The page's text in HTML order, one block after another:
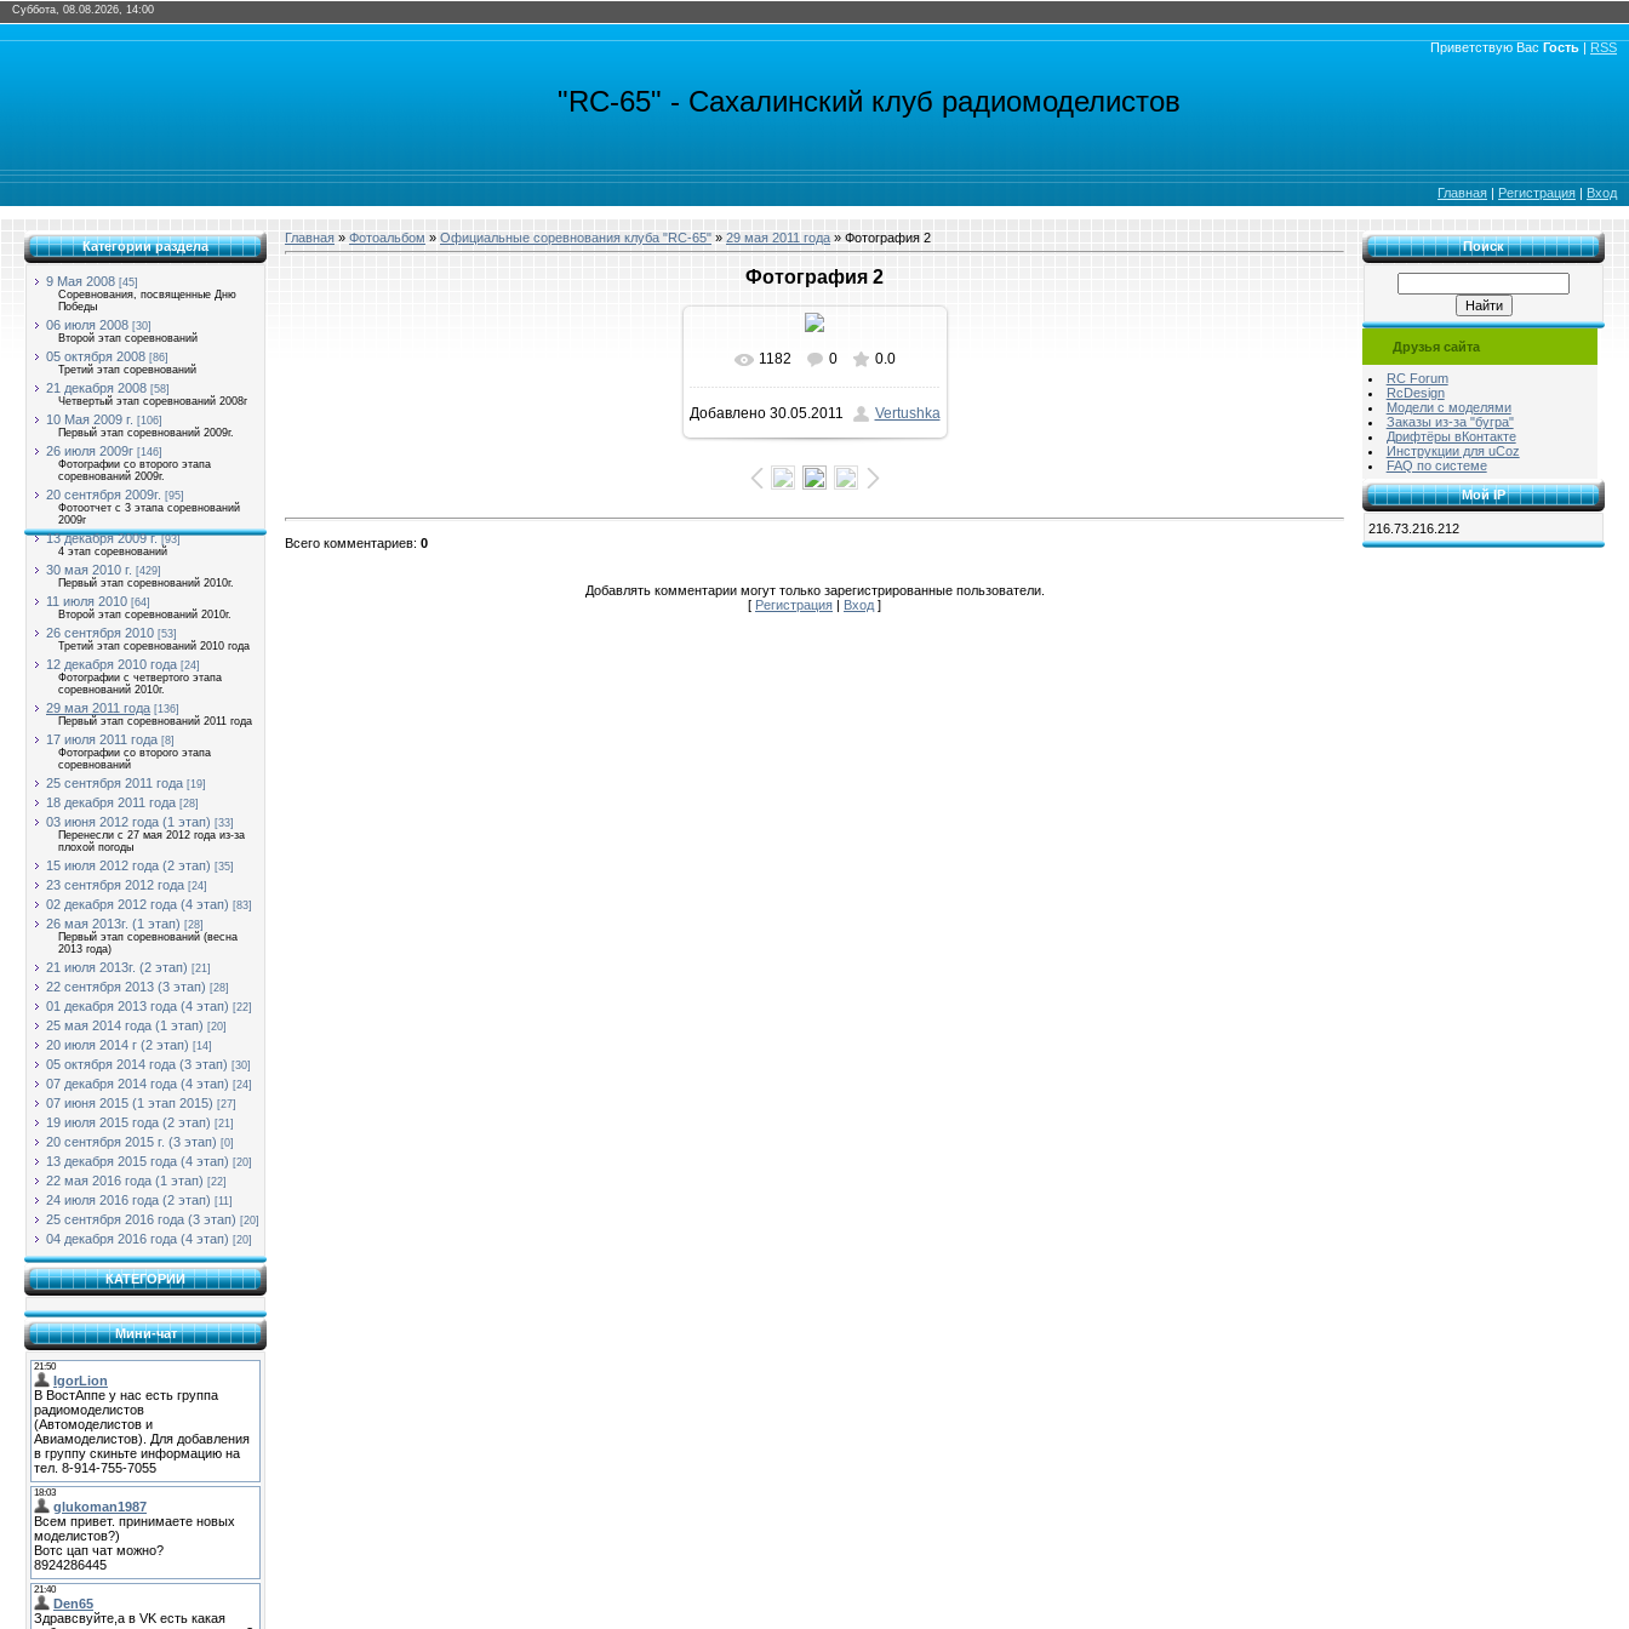
Суббота, 08.08.2026, 14:00
Приветствую Вас Гость | RSS
"RC-65" - Сахалинский клуб радиомоделистов
Главная | Регистрация | Вход
Категории раздела
9 Мая 2008 [45]
Соревнования, посвященные Дню
Победы
06 июля 2008 [30]
Второй этап соревнований
05 октября 2008 [86]
Третий этап соревнований
21 декабря 2008 [58]
Четвертый этап соревнований 2008г
10 Мая 2009 г. [106]
Первый этап соревнований 2009г.
26 июля 2009г [146]
Фотографии со второго этапа
соревнований 2009г.
20 сентября 2009г. [95]
Фотоотчет с 3 этапа соревнований
2009г
13 декабря 2009 г. [93]
4 этап соревнований
30 мая 2010 г. [429]
Первый этап соревнований 2010г.
11 июля 2010 [64]
Второй этап соревнований 2010г.
26 сентября 2010 [53]
Третий этап соревнований 2010 года
12 декабря 2010 года [24]
Фотографии с четвертого этапа
соревнований 2010г.
29 мая 2011 года [136]
Первый этап соревнований 2011 года
17 июля 2011 года [8]
Фотографии со второго этапа
соревнований
25 сентября 2011 года [19]
18 декабря 2011 года [28]
03 июня 2012 года (1 этап) [33]
Перенесли с 27 мая 2012 года из-за
плохой погоды
15 июля 2012 года (2 этап) [35]
23 сентября 2012 года [24]
02 декабря 2012 года (4 этап) [83]
26 мая 2013г. (1 этап) [28]
Первый этап соревнований (весна
2013 года)
21 июля 2013г. (2 этап) [21]
22 сентября 2013 (3 этап) [28]
01 декабря 2013 года (4 этап) [22]
25 мая 2014 года (1 этап) [20]
20 июля 2014 г (2 этап) [14]
05 октября 2014 года (3 этап) [30]
07 декабря 2014 года (4 этап) [24]
07 июня 2015 (1 этап 2015) [27]
19 июля 2015 года (2 этап) [21]
20 сентября 2015 г. (3 этап) [0]
13 декабря 2015 года (4 этап) [20]
22 мая 2016 года (1 этап) [22]
24 июля 2016 года (2 этап) [11]
25 сентября 2016 года (3 этап) [20]
04 декабря 2016 года (4 этап) [20]
КАТЕГОРИИ
Мини-чат
Главная » Фотоальбом » Официальные соревнования клуба "RC-65" » 29 мая 2011 года » Фотография 2
Фотография 2
В реальном размере
1600x1066/ 165.8Kb
1182 0 0.0
Добавлено30.05.2011 Vertushka
Всего комментариев: 0
Добавлять комментарии могут только зарегистрированные пользователи.
[ Регистрация | Вход ]
Поиск
Друзья сайта
RC Forum
RcDesign
Модели с моделями
Заказы из-за "бугра"
Дрифтёры вКонтакте
Инструкции для uCoz
FAQ по системе
Мой IP
216.73.216.212